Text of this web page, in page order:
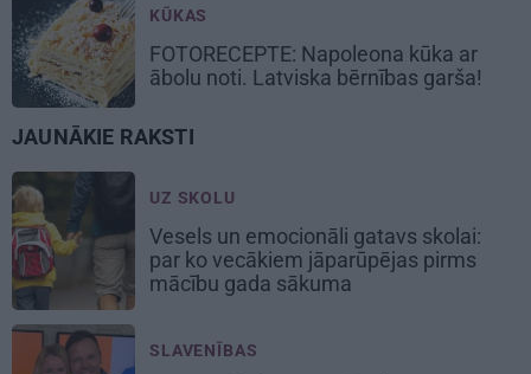
KŪKAS
FOTORECEPTE: Napoleona kūka ar
ābolu noti. Latviska bērnības garša!
JAUNĀKIE RAKSTI
UZ SKOLU
Vesels un emocionāli gatavs skolai:
par ko vecākiem jāparūpējas pirms
mācību gada sākuma
SLAVENĪBAS